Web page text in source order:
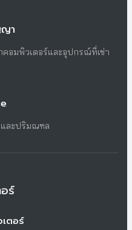
า
คอมพิวเตอร์และอุปกรณ์ที่เช่า
และปริมณฑล
ร์
เตอร์